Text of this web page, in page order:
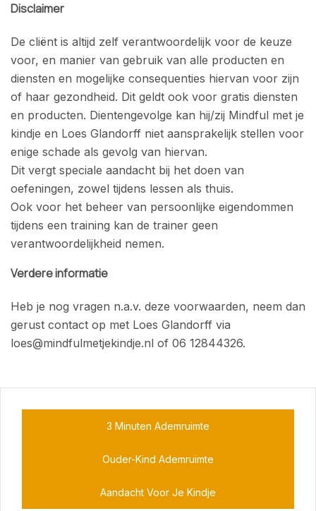
Disclaimer
De cliënt is altijd zelf verantwoordelijk voor de keuze
voor, en manier van gebruik van alle producten en
diensten en mogelijke consequenties hiervan voor zijn
of haar gezondheid. Dit geldt ook voor gratis diensten
en producten. Dientengevolge kan hij/zij Mindful met je
kindje en Loes Glandorff niet aansprakelijk stellen voor
enige schade als gevolg van hiervan.
Dit vergt speciale aandacht bij het doen van
oefeningen, zowel tijdens lessen als thuis.
Ook voor het beheer van persoonlijke eigendommen
tijdens een training kan de trainer geen
verantwoordelijkheid nemen.
Verdere informatie
Heb je nog vragen n.a.v. deze voorwaarden, neem dan
gerust contact op met Loes Glandorff via
loes@mindfulmetjekindje.nl of 06 12844326.
3 Minuten Ademruimte
Ouder-Kind Ademruimte
Aandacht Voor Je Kindje